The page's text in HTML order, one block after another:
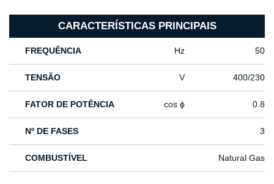
CARACTERÍSTICAS PRINCIPAIS
FREQUÊNCIA Hz 50
TENSÃO V 400/230
FATOR DE POTÊNCIA cos ϕ 0.8
Nº DE FASES 3
COMBUSTÍVEL Natural Gas